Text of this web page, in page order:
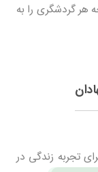
هر گردشگری را به
تجربه زندگی در